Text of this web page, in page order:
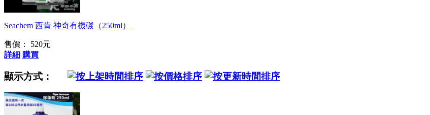
Seachem 西肯 神奇有機碳（250ml）
售價： 520元
詳細 購買
顯示方式：